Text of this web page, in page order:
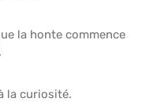
la honte commence
la curiosité.